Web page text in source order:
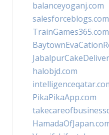
balanceyoganj.com
salesforceblogs.com
TrainGames365.com
halobjd.com
PikaPikaApp.com